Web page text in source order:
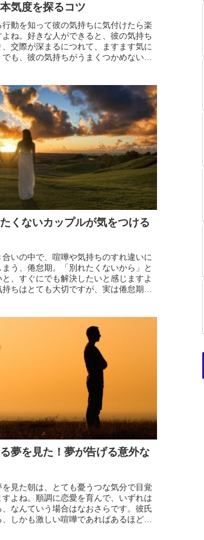
気度を探るコツ
動を知って彼の気持ちに気付けたら楽
ね。好きな人ができると、彼の気持ち
交際が深まるにつれて、ますます気に
も、彼の気持ちがうまくつかめない
くないカップルが気をつける
いの中で、喧嘩や気持ちのすれ違いに
う、倦怠期。「別れたくないから」と
、すぐにでも解決したいと感じますよ
ちはとても大切ですが、実は倦怠期に
夢を見た！夢が告げる意外な
見た朝は、とても憂うつな気分で目覚
よね。順調に恋愛を育んで、いずれは
なんていう場合はなおさらです。彼氏
しかも激しい喧嘩であればあるほど、